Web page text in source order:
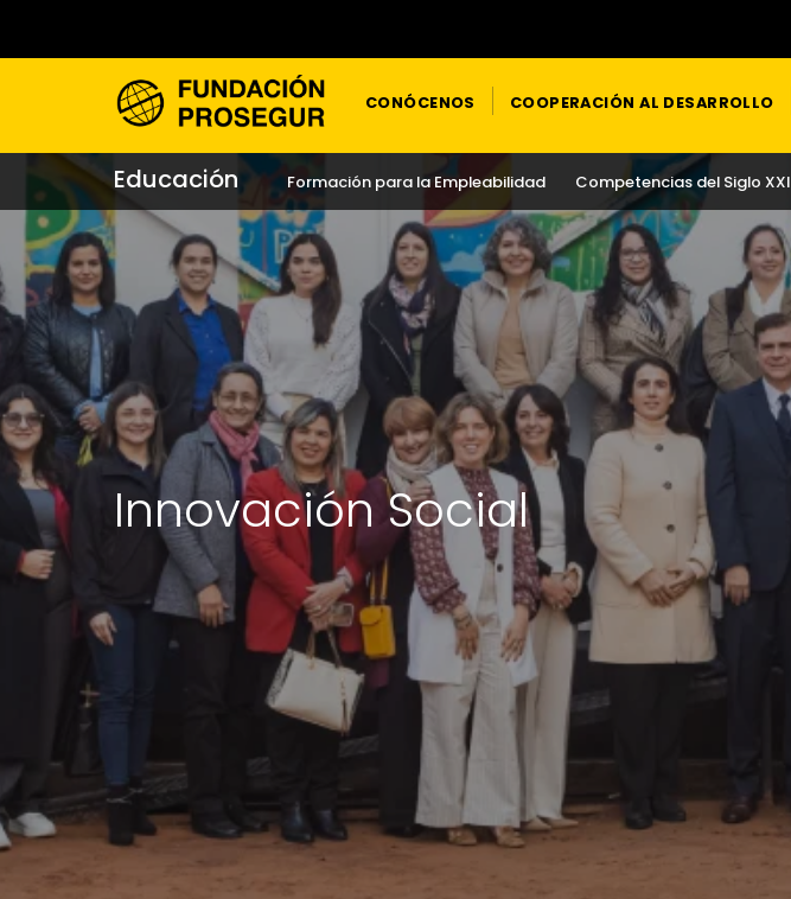
CONÓCENOS COOPERACIÓN AL DESARROLLO
Educación Formación para la Empleabilidad Competencias del Siglo XXI
Innovación Social